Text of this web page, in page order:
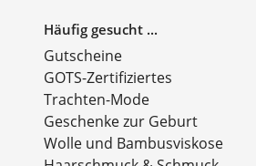
Häufig gesucht ...
Gutscheine
GOTS-Zertifiziertes
Trachten-Mode
Geschenke zur Geburt
Wolle und Bambusviskose